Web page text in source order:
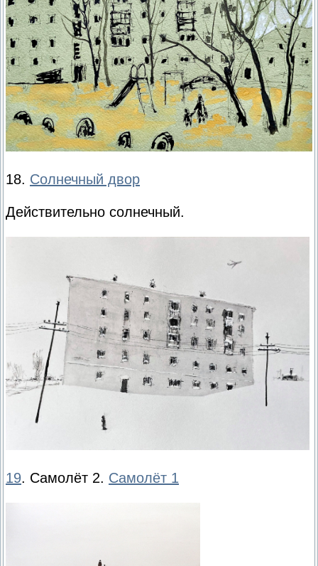
18. Солнечный двор
Действительно солнечный.
19. Самолёт 2. Самолёт 1